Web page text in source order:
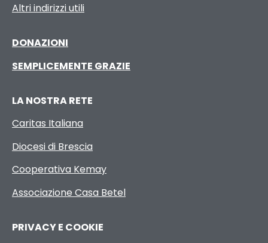
Altri indirizzi utili
DONAZIONI
SEMPLICEMENTE GRAZIE
LA NOSTRA RETE
Caritas Italiana
Diocesi di Brescia
Cooperativa Kemay
Associazione Casa Betel
PRIVACY E COOKIE